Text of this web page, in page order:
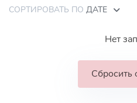
СОРТИРОВАТЬ ПО ДАТЕ
Нет
Сбросить